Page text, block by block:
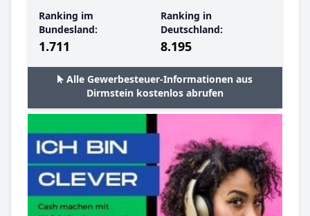
Ranking im
Bundesland:
1.711
Ranking in
Deutschland:
8.195
Alle Gewerbesteuer-Informationen aus
Dirmstein kostenlos abrufen